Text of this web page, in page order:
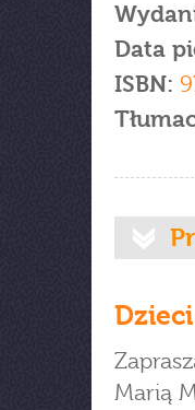
Data
ISBN:
Marią